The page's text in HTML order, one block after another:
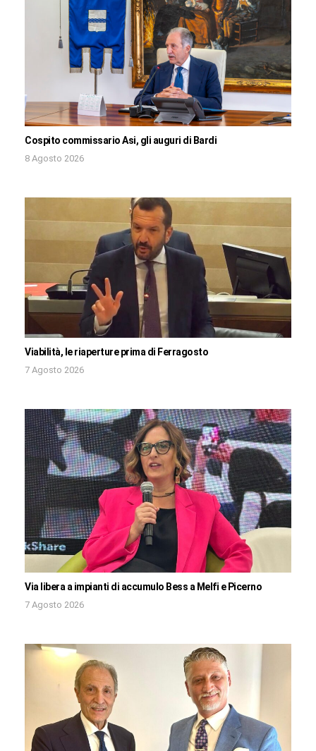
Cospito commissario Asi, gli auguri di Bardi
8 Agosto 2026
Viabilità, le riaperture prima di Ferragosto
7 Agosto 2026
Via libera a impianti di accumulo Bess a Melfi e Picerno
7 Agosto 2026